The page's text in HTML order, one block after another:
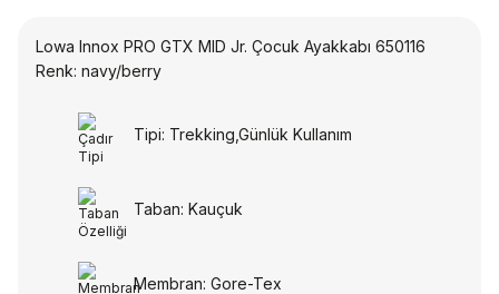
Lowa Innox PRO GTX MID Jr. Çocuk Ayakkabı 650116
Renk: navy/berry
Tipi: Trekking,Günlük Kullanım
Taban: Kauçuk
Membran: Gore-Tex